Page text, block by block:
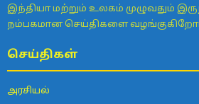
இந்தியா மற்றும் உலகம் முழுவதும்
நம்பகமான செய்திகளை
செய்திகள்
அரசியல்